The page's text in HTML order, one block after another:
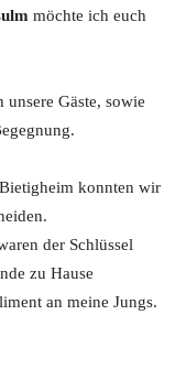
möchte ich euch
Gäste, sowie
konnten wir
der Schlüssel
zu Hause
an meine Jungs.